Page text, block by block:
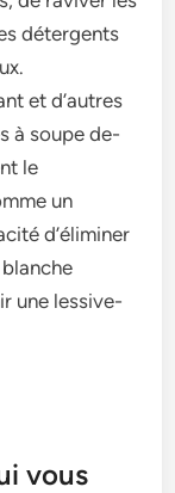
détergents
et d’autres
à soupe de­
le
un
d’éliminer
une lessive­
vous